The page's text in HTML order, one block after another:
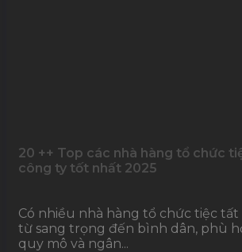
20 ++ Top các nhà hàng tổ chức
công ty tốt nhất 2025
Có nhiều nhà hàng tổ chức tiệc tất
từ sang trọng đến bình dân, phù
quy mô và ngân...